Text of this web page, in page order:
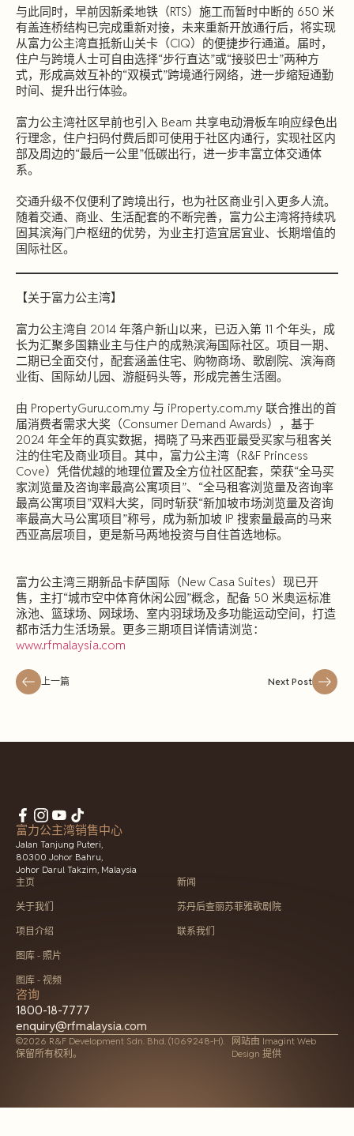
与此同时，早前因新柔地铁（RTS）施工而暂时中断的 650 米
有盖连桥结构已完成重新对接，未来重新开放通行后，将实现
从富力公主湾直抵新山关卡（CIQ）的便捷步行通道。届时，
住户与跨境人士可自由选择“步行直达”或“接驳巴士”两种方
式，形成高效互补的“双模式”跨境通行网络，进一步缩短通勤
时间、提升出行体验。
富力公主湾社区早前也引入 Beam 共享电动滑板车响应绿色出
行理念，住户扫码付费后即可使用于社区内通行，实现社区内
部及周边的“最后一公里”低碳出行，进一步丰富立体交通体
系。
交通升级不仅便利了跨境出行，也为社区商业引入更多人流。
随着交通、商业、生活配套的不断完善，富力公主湾将持续巩
固其滨海门户枢纽的优势，为业主打造宜居宜业、长期增值的
国际社区。
【关于富力公主湾】
富力公主湾自 2014 年落户新山以来，已迈入第 11 个年头，成
长为汇聚多国籍业主与住户的成熟滨海国际社区。项目一期、
二期已全面交付，配套涵盖住宅、购物商场、歌剧院、滨海商
业街、国际幼儿园、游艇码头等，形成完善生活圈。
由 PropertyGuru.com.my 与 iProperty.com.my 联合推出的首
届消费者需求大奖（Consumer Demand Awards），基于
2024 年全年的真实数据，揭晓了马来西亚最受买家与租客关
注的住宅及商业项目。其中，富力公主湾（R&F Princess
Cove）凭借优越的地理位置及全方位社区配套，荣获“全马买
家浏览量及咨询率最高公寓项目”、“全马租客浏览量及咨询率
最高公寓项目”双料大奖，同时斩获“新加坡市场浏览量及咨询
率最高大马公寓项目”称号，成为新加坡 IP 搜索量最高的马来
西亚高层项目，更是新马两地投资与自住首选地标。
富力公主湾三期新品卡萨国际（New Casa Suites）现已开
售，主打“城市空中体育休闲公园”概念，配备 50 米奥运标准
泳池、篮球场、网球场、室内羽球场及多功能运动空间，打造
都市活力生活场景。更多三期项目详情请浏览：
www.rfmalaysia.com
上一篇 Next Post
富力公主湾销售中心
Jalan Tanjung Puteri,
80300 Johor Bahru,
Johor Darul Takzim, Malaysia
主页
关于我们
项目介绍
图库 - 照片
图库 - 视频
新闻
苏丹后查丽苏菲雅歌剧院
联系我们
咨询
1800-18-7777
enquiry@rfmalaysia.com
©2026 R&F Development Sdn. Bhd. (1069248-H).
保留所有权利。
网站由 Imagint Web
Design 提供